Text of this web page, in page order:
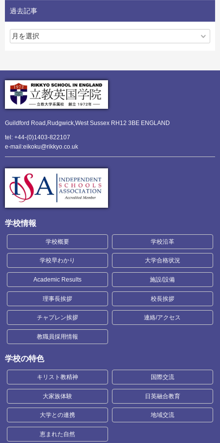
過去記事
Guildford Road,Rudgwick,West Sussex RH12 3BE ENGLAND
tel: +44-(0)1403-822107
e-mail:eikoku@rikkyo.co.uk
学校情報
学校概要 学校沿革
学校早わかり 大学合格状況
Academic Results 施設/設備
理事長挨拶 校長挨拶
チャプレン挨拶 連絡/アクセス
教職員採用情報
学校の特色
キリスト教精神 国際交流
大家族体験 日英融合教育
大学との連携 地域交流
恵まれた自然